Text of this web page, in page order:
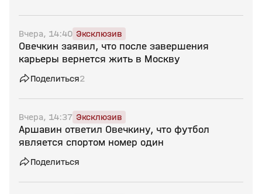
Вчера, 14:40 Эксклюзив
Овечкин заявил, что после завершения
карьеры вернется жить в Москву
Поделиться2
Вчера, 14:37 Эксклюзив
Аршавин ответил Овечкину, что футбол
является спортом номер один
Поделиться